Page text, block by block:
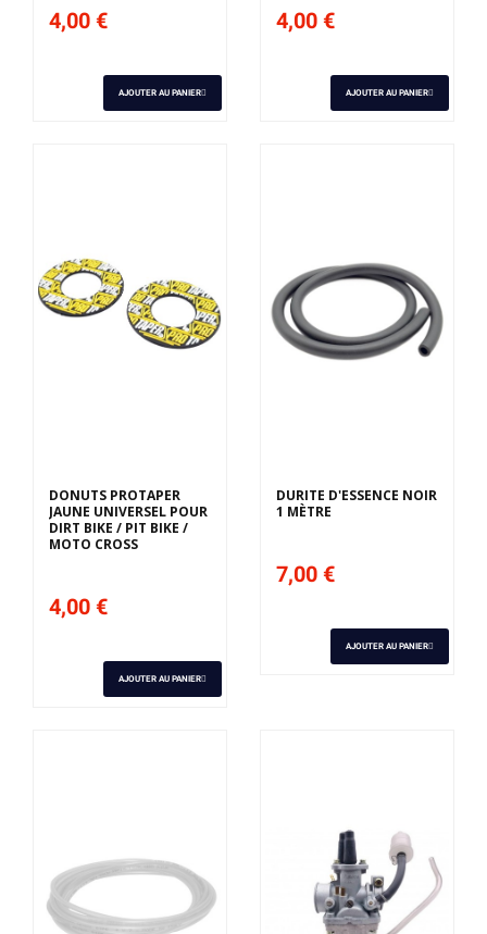
4,00 €
AJOUTER AU PANIER
4,00 €
AJOUTER AU PANIER
DONUTS PROTAPER
JAUNE UNIVERSEL POUR
DIRT BIKE / PIT BIKE /
MOTO CROSS
4,00 €
AJOUTER AU PANIER
DURITE D'ESSENCE NOIR
1 MÈTRE
7,00 €
AJOUTER AU PANIER